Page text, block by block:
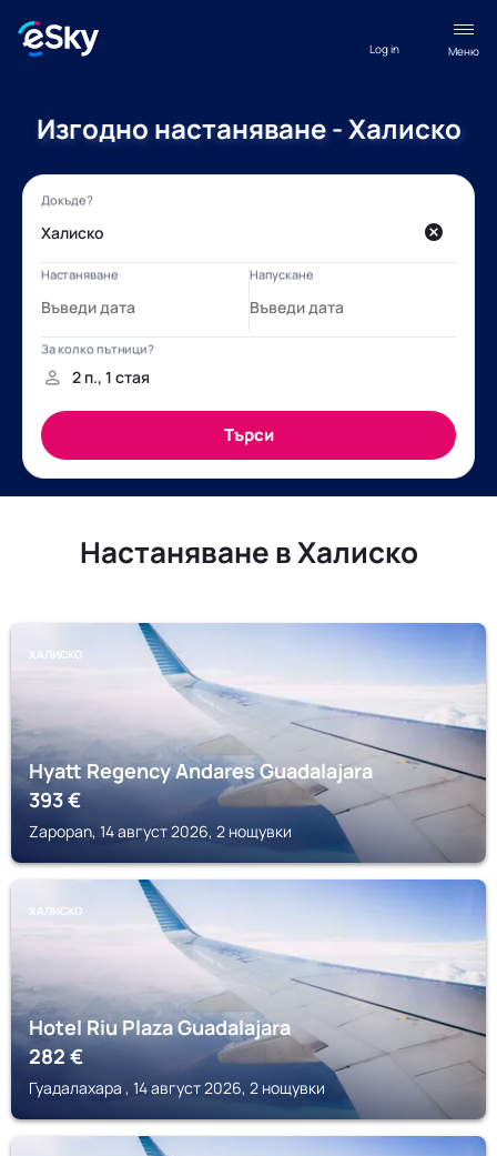
Меню
Log in
Изгодно настаняване - Халиско
Настаняване в Халиско
ХАЛИСКО
Hyatt Regency Andares Guadalajara
393€
Zapopan, 14 август 2026, 2 нощувки
ХАЛИСКО
Hotel Riu Plaza Guadalajara
282€
Гуадалахара , 14 август 2026, 2 нощувки